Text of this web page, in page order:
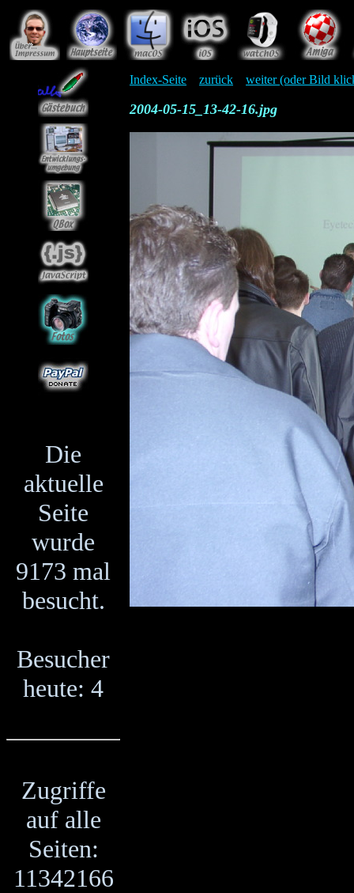
Die
aktuelle
Seite
wurde
9173 mal
besucht.
Besucher
heute: 4
Zugriffe
auf alle
Seiten:
11342166
Index-Seite zurück weiter (oder Bild
2004-05-15_13-42-16.jpg